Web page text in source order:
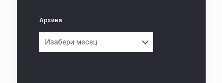
Архива